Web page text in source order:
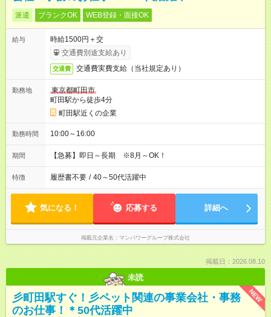
派遣 ブランクOK WEB登録・面接OK
給与
時給1500円＋交
交通費別途支給あり
交通費 交通費実費支給（当社規定あり）
勤務地
東京都町田市
町田駅から徒歩4分
町田駅近くの企業
勤務時間 10:00～16:00
期間 【急募】即日～長期 ※8月～OK！
特徴 履歴書不要 / 40～50代活躍中
気になる！ 応募する 詳細へ
掲載元企業名 マンパワーグループ株式会社
掲載日：2026.08.10
未読
NEW
彡町田駅すぐ！彡ペット関連の事業会社・事務
のお仕事！＊50代活躍中